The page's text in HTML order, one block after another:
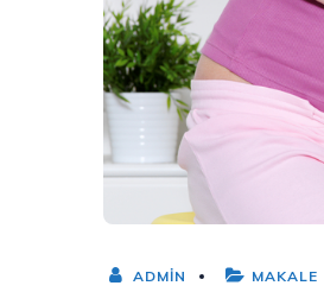
ADMIN MAKALE